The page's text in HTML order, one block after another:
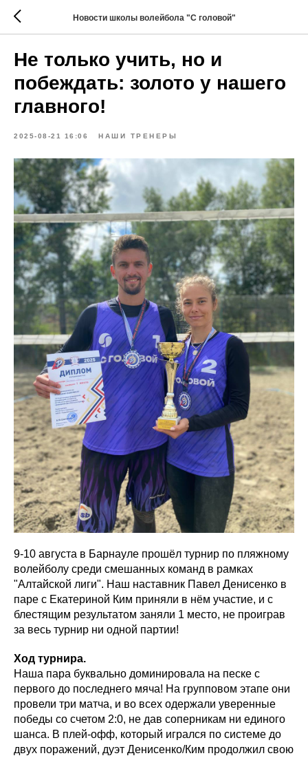
Новости школы волейбола "С головой"
Не только учить, но и
побеждать: золото у нашего
главного!
2025-08-21 16:06 НАШИ ТРЕНЕРЫ
9-10 августа в Барнауле прошёл турнир по пляжному
волейболу среди смешанных команд в рамках
"Алтайской лиги". Наш наставник Павел Денисенко в
паре с Екатериной Ким приняли в нём участие, и с
блестящим результатом заняли 1 место, не проиграв
за весь турнир ни одной партии!
Ход турнира.
Наша пара буквально доминировала на песке с
первого до последнего мяча! На групповом этапе они
провели три матча, и во всех одержали уверенные
победы со счетом 2:0, не дав соперникам ни единого
шанса. В плей-офф, который игрался по системе до
двух поражений, дуэт Денисенко/Ким продолжил свою